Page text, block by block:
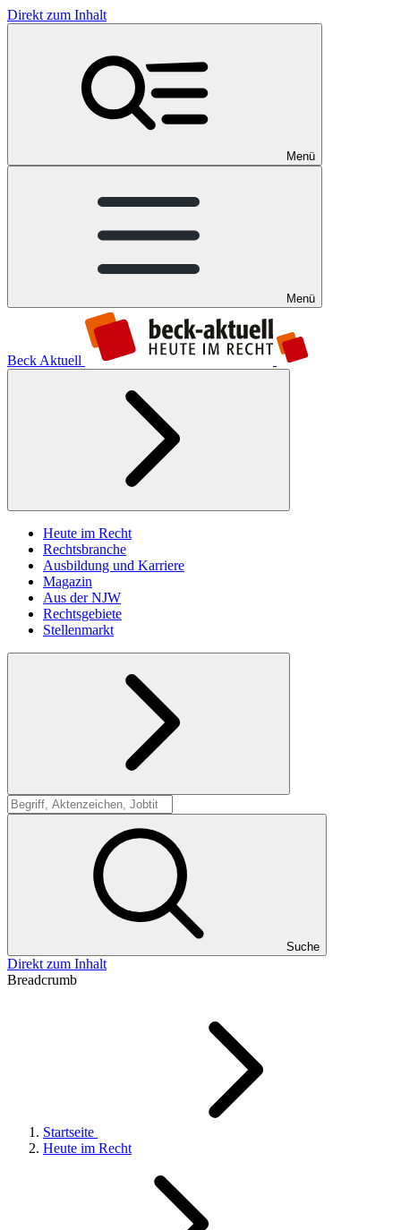
Direkt zum Inhalt
Menü
Menü
Beck Aktuell
Heute im Recht
Rechtsbranche
Ausbildung und Karriere
Magazin
Aus der NJW
Rechtsgebiete
Stellenmarkt
Suche
Suche
Direkt zum Inhalt
Breadcrumb
Startseite
Heute im Recht